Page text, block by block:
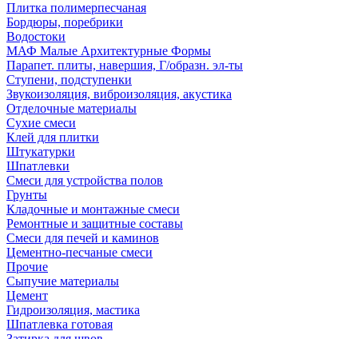
Плитка полимерпесчаная
Бордюры, поребрики
Водостоки
МАФ Малые Архитектурные Формы
Парапет. плиты, навершия, Г/образн. эл-ты
Ступени, подступенки
Звукоизоляция, виброизоляция, акустика
Отделочные материалы
Сухие смеси
Клей для плитки
Штукатурки
Шпатлевки
Смеси для устройства полов
Грунты
Кладочные и монтажные смеси
Ремонтные и защитные составы
Смеси для печей и каминов
Цементно-песчаные смеси
Прочие
Сыпучие материалы
Цемент
Гидроизоляция, мастика
Шпатлевка готовая